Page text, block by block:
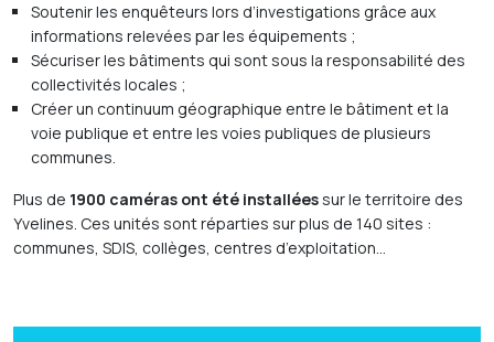
Soutenir les enquêteurs lors d’investigations grâce aux
informations relevées par les équipements ;
Sécuriser les bâtiments qui sont sous la responsabilité des
collectivités locales ;
Créer un continuum géographique entre le bâtiment et la
voie publique et entre les voies publiques de plusieurs
communes.
Plus de 1900 caméras ont été installéessur le territoire des
Yvelines. Ces unités sont réparties sur plus de 140 sites :
communes, SDIS, collèges, centres d’exploitation…